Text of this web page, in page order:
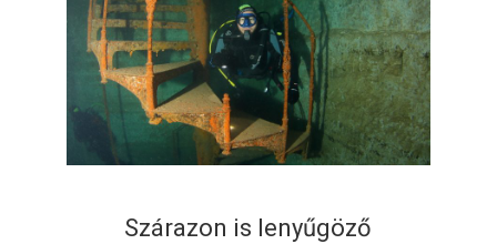
Szárazon is lenyűgöző